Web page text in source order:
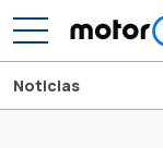
Noticias